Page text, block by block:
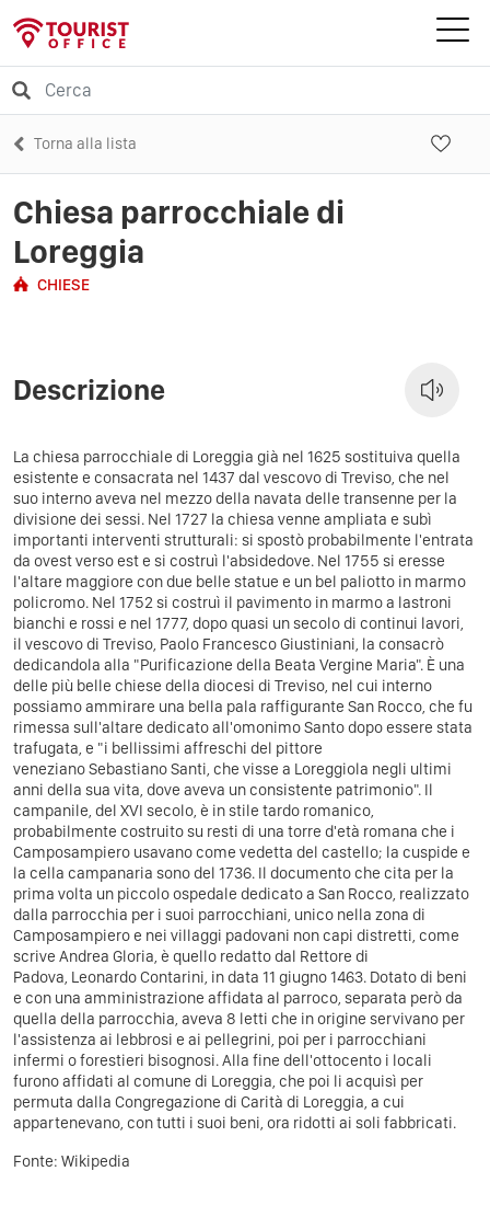
Torna alla lista
Chiesa parrocchiale di
Loreggia
CHIESE
Descrizione
La chiesa parrocchiale di Loreggia già nel 1625 sostituiva quella
esistente e consacrata nel 1437 dal vescovo di Treviso , che nel
suo interno aveva nel mezzo della navata delle transenne per la
divisione dei sessi. Nel 1727 la chiesa venne ampliata e subì
importanti interventi strutturali: si spostò probabilmente l'entrata
da ovestversoeste si costruì l'absidedove. Nel 1755 si eresse
l'altare maggiore con due belle statue e un bel paliotto in marmo
policromo. Nel 1752 si costruì il pavimento in marmo a lastroni
bianchi e rossi e nel 1777, dopo quasi un secolo di continui lavori,
il vescovo di Treviso, Paolo Francesco Giustiniani , la consacrò
dedicandola alla "Purificazione della Beata Vergine Maria". È una
delle più belle chiese della diocesi di Treviso , nel cui interno
possiamo ammirare una bella pala raffigurante San Rocco , che fu
rimessa sull'altare dedicato all'omonimo Santo dopo essere stata
trafugata, e "i bellissimi affreschi del pittore
venezianoSebastiano Santi , che visse a Loreggiola negli ultimi
anni della sua vita, dove aveva un consistente patrimonio". Il
campanile, del XVI secolo, è in stile tardo romanico
probabilmente costruito su resti di una torre d'età romana che i
Camposampiero usavano come vedetta del castello; la cuspide e
la cella campanaria sono del 1736. Il documento che cita per la
prima volta un piccolo ospedale dedicato a San Rocco, realizzato
dalla parrocchia per i suoi parrocchiani, unico nella zona di
Camposampiero e nei villaggi padovani non capi distretti, come
scrive Andrea Gloria , è quello redatto dal Rettore di
Padova, Leonardo Contarini , in data 11 giugno1463. Dotato di beni
e con una amministrazione affidata al parroco, separata però da
quella della parrocchia, aveva 8 letti che in origine servivano per
l'assistenza ai lebbrosi e ai pellegrini, poi per i parrocchiani
infermi o forestieri bisognosi. Alla fine dell'ottocento i locali
furono affidati al comune di Loreggia, che poi li acquisì per
permuta dalla Congregazione di Carità di Loreggia, a cui
appartenevano, con tutti i suoi beni, ora ridotti ai soli fabbricati.
Fonte: Wikipedia